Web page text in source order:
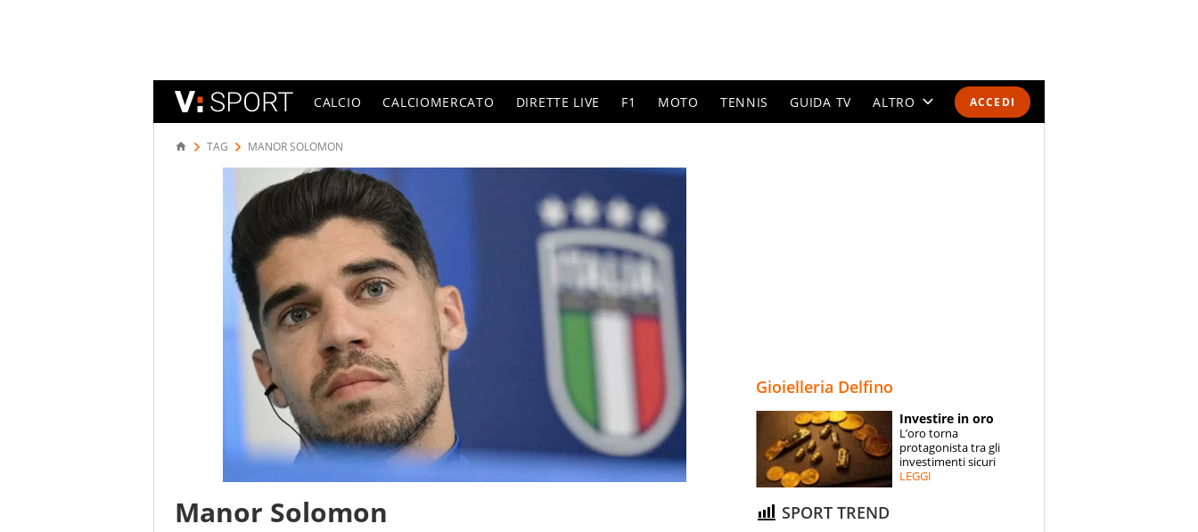
ACCEDI
CALCIO CALCIOMERCATO DIRETTE LIVE F1 MOTO TENNIS GUIDA TV ALTRO
SPECIALI
ESPERTI
TAG MANOR SOLOMON
Manor Solomon
Gioielleria Delfino
Investire in oro
L’oro torna
protagonista tra gli
investimenti sicuri
LEGGI
SPORT TREND